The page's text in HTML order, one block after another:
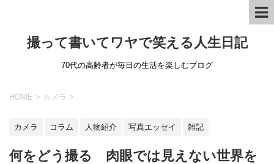
撮って書いてワヤで笑える人生日記
70代の高齢者が毎日の生活を楽しむブログ
HOME > カメラ >
カメラ コラム 人物紹介 写真エッセイ 雑記
何をどう撮る 肉眼では見えない世界を